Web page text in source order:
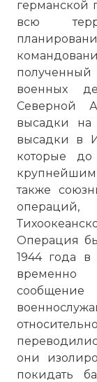
германской
всю
военных
Северной
высадки
высадки в
которые
также
Операция
1944 года в
временно
они
покидать